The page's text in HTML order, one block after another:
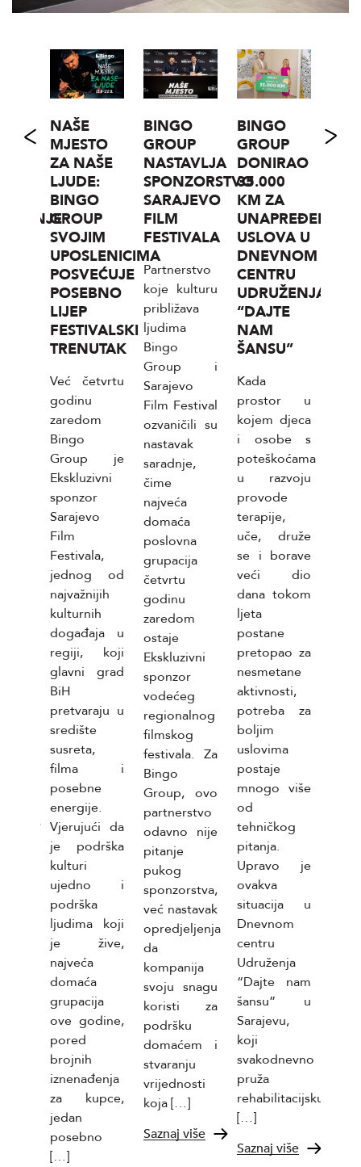
NAŠE
MJESTO
ZA NAŠE
LJUDE:
BINGO
GROUP
SVOJIM
UPOSLENICIMA
POSVEĆUJE
POSEBNO
LIJEP
FESTIVALSKI
TRENUTAK
Već četvrtu
godinu
zaredom
Bingo
Group je
Ekskluzivni
sponzor
Sarajevo
Film
Festivala,
jednog od
najvažnijih
kulturnih
događaja u
regiji, koji
glavni grad
BiH
pretvaraju u
središte
susreta,
filma i
posebne
energije.
Vjerujući da
je podrška
kulturi
ujedno i
podrška
ljudima koji
je žive,
najveća
domaća
grupacija
ove godine,
pored
brojnih
iznenađenja
za kupce,
jedan
posebno
[…]
BINGO
GROUP
NASTAVLJA
SPONZORSTVO
SARAJEVO
FILM
FESTIVALA
Partnerstvo
koje kulturu
približava
ljudima
Bingo
Group i
Sarajevo
Film Festival
ozvaničili su
nastavak
saradnje,
čime
najveća
domaća
poslovna
grupacija
četvrtu
godinu
zaredom
ostaje
Ekskluzivni
sponzor
vodećeg
regionalnog
filmskog
festivala. Za
Bingo
Group, ovo
partnerstvo
odavno nije
pitanje
pukog
sponzorstva,
već nastavak
opredjeljenja
da
kompanija
svoju snagu
koristi za
podršku
domaćem i
stvaranju
vrijednosti
koja […]
Saznaj više
BINGO
GROUP
DONIRAO
35.000
KM ZA
UNAPREĐENJE
USLOVA U
DNEVNOM
CENTRU
UDRUŽENJA
“DAJTE
NAM
ŠANSU”
Kada
prostor u
kojem djeca
i osobe s
poteškoćama
u razvoju
provode
terapije,
uče, druže
se i borave
veći dio
dana tokom
ljeta
postane
pretopao za
nesmetane
aktivnosti,
potreba za
boljim
uslovima
postaje
mnogo više
od
tehničkog
pitanja.
Upravo je
ovakva
situacija u
Dnevnom
centru
Udruženja
“Dajte nam
šansu” u
Sarajevu,
koji
svakodnevno
pruža
rehabilitacijsku,
[…]
Saznaj više